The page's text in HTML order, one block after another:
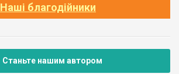
Наші благодійники
Станьте нашим автором